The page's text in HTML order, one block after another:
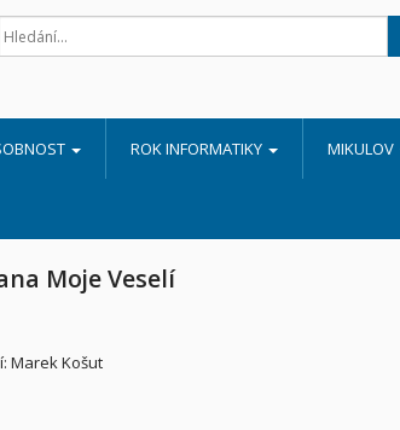
ROK INFORMATIKY MIKULOV
Moje Veselí
Marek Košut